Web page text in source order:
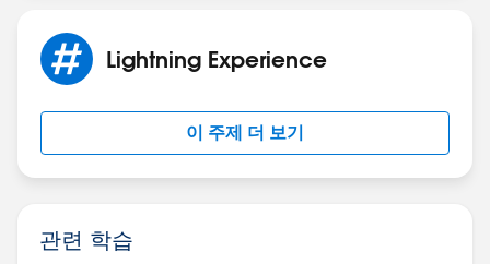
<aura:component
implements="force:appHostable,flexipage:availableFor
hasRecordId,forceCommunity:availableForAllPageType
s,force:lightningQuickAction" access="global"
<aura:attribute name="optVal" type="List"/>
Lightning Experience
이 주제 더 보기
관련 학습